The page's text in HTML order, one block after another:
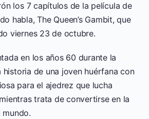
los 7 capítulos de la película de
habla, The Queen’s Gambit, que
viernes 23 de octubre.
en los años 60 durante la
historia de una joven huérfana con
para el ajedrez que lucha
trata de convertirse en la